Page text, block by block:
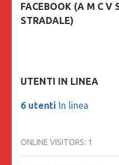
FACEBOOK (A M C V
STRADALE)
UTENTI IN LINEA
6 utenti In linea
ONLINE VISITORS: 1